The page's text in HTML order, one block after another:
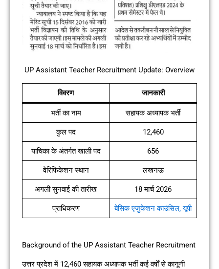
UP Assistant Teacher Recruitment Update: Overview
विवरण जानकारी
भर्ती का नाम सहायक अध्यापक भर्ती
कुल पद 12,460
याचिका के अंतर्गत खाली पद 656
वेरिफिकेशन स्थान लखनऊ
अगली सुनवाई की तारीख 18 मार्च 2026
प्राधिकरण बेसिक एजुकेशन काउंसिल, यूपी
Background of the UP Assistant Teacher Recruitment
उत्तर प्रदेश में 12,460 सहायक अध्यापक भर्ती कई वर्षों से कानूनी